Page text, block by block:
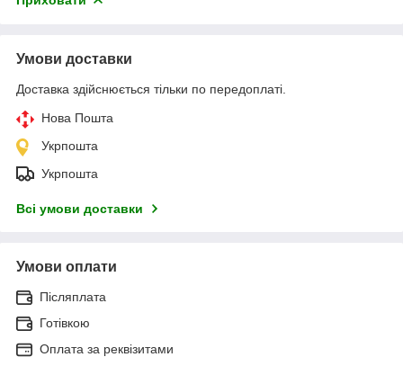
Умови доставки
Доставка здійснюється тільки по передоплаті.
Нова Пошта
Укрпошта
Укрпошта
Всі умови доставки
Умови оплати
Післяплата
Готівкою
Оплата за реквізитами